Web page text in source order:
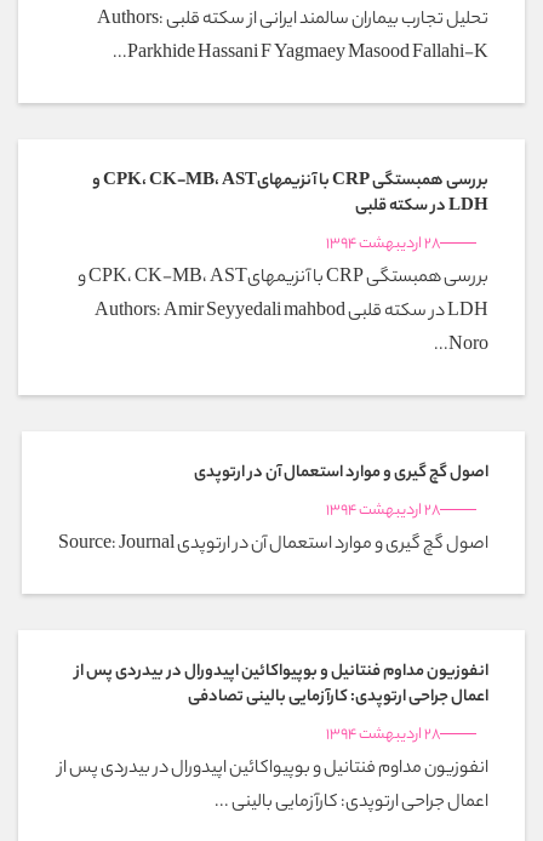
تحلیل تجارب بیماران سالمند ایرانی از سکته قلبی Authors:
Parkhide Hassani F Yagmaey Masood Fallahi-K...
بررسی همبستگی CRP با آنزیمهایCPK، CK-MB، AST و
LDH در سکته قلبی
28 اردیبهشت 1394
بررسی همبستگی CRP با آنزیمهایCPK، CK-MB، AST و
LDH در سکته قلبی Authors: Amir Seyyedali mahbod
Noro...
اصول گچ گیری و موارد استعمال آن در ارتوپدی
28 اردیبهشت 1394
اصول گچ گیری و موارد استعمال آن در ارتوپدی Source: Journal
انفوزیون مداوم فنتانیل و بوپیواکائین اپیدورال در بیدردی پس از
اعمال جراحی ارتوپدی: کارآزمایی بالینی تصادفی
28 اردیبهشت 1394
انفوزیون مداوم فنتانیل و بوپیواکائین اپیدورال در بیدردی پس از
اعمال جراحی ارتوپدی: کارآزمایی بالینی ...